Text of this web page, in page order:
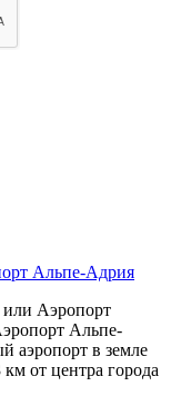
Альпе-Адрия
или Аэропорт
Альпе-
аэропорт в земле
от центра города